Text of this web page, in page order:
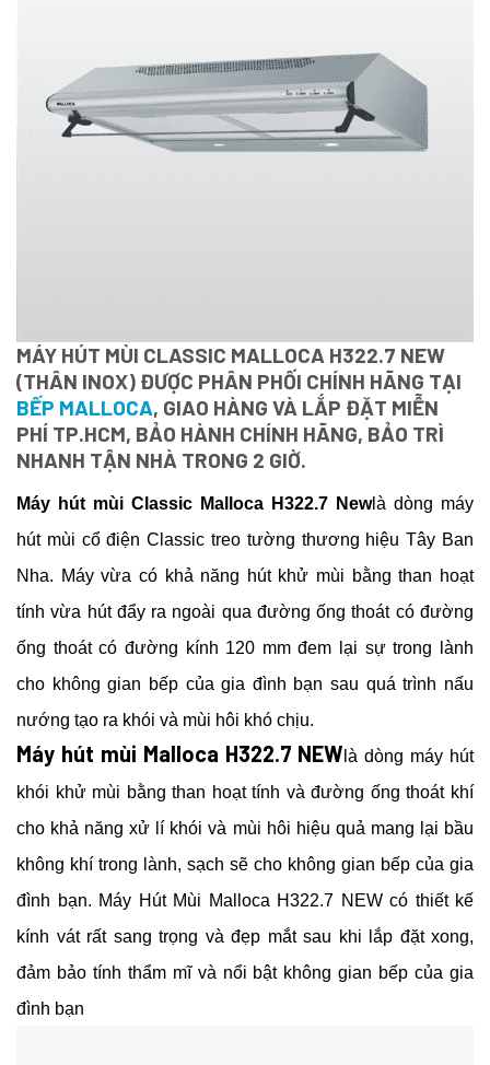
MÁY HÚT MÙI CLASSIC MALLOCA H322.7 NEW
(THÂN INOX) ĐƯỢC PHÂN PHỐI CHÍNH HÃNG TẠI
BẾP MALLOCA, GIAO HÀNG VÀ LẮP ĐẶT MIỄN
PHÍ TP.HCM, BẢO HÀNH CHÍNH HÃNG, BẢO TRÌ
NHANH TẬN NHÀ TRONG 2 GIỜ.
Máy hút mùi Classic Malloca H322.7 Newlà dòng máy
hút mùi cổ điện Classic treo tường thương hiệu Tây Ban
Nha. Máy vừa có khả năng hút khử mùi bằng than hoạt
tính vừa hút đẩy ra ngoài qua đường ống thoát có đường
ống thoát có đường kính 120 mm đem lại sự trong lành
cho không gian bếp của gia đình bạn sau quá trình nấu
nướng tạo ra khói và mùi hôi khó chịu.
Máy hút mùi Malloca H322.7 NEW là dòng máy hút
khói khử mùi bằng than hoạt tính và đường ống thoát khí
cho khả năng xử lí khói và mùi hôi hiệu quả mang lại bầu
không khí trong lành, sạch sẽ cho không gian bếp của gia
đình bạn. Máy Hút Mùi Malloca H322.7 NEW có thiết kế
kính vát rất sang trọng và đẹp mắt sau khi lắp đặt xong,
đảm bảo tính thẩm mĩ và nổi bật không gian bếp của gia
đình bạn